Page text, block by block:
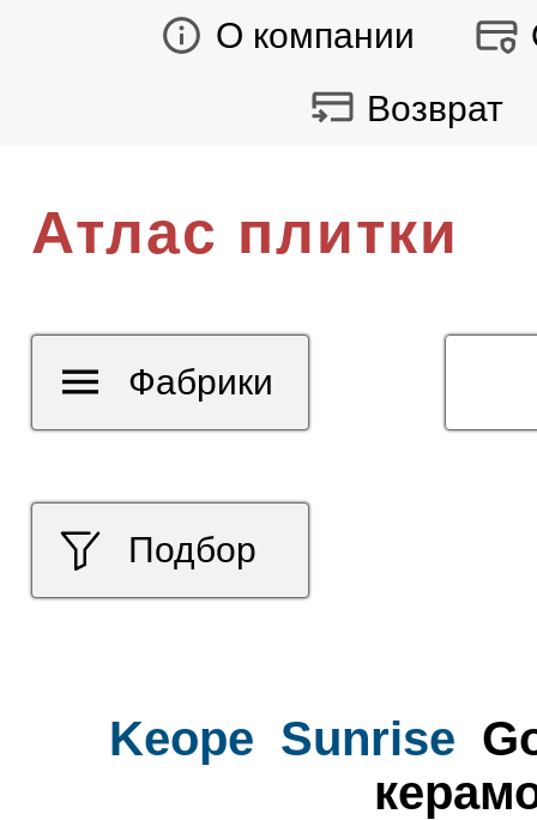
О компании
Возврат
Атлас плитки
Подбор
Фабрики
Keope Sunrise